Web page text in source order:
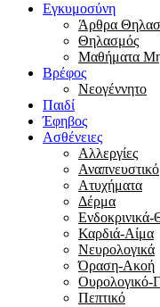
Εγκυμοσύνη
Άρθρα
Θηλασμός
Μαθήματα
Βρέφος
Νεογέννητο
Παιδί
Έφηβος
Ασθένειες
Αλλεργίες
Αναπνευστικό
Ατυχήματα
Δέρμα
Ενδοκρινικά-
Καρδιά-Αίμα
Νευρολογικά
Όραση-Ακοή
Ουρολογικό-
Πεπτικό